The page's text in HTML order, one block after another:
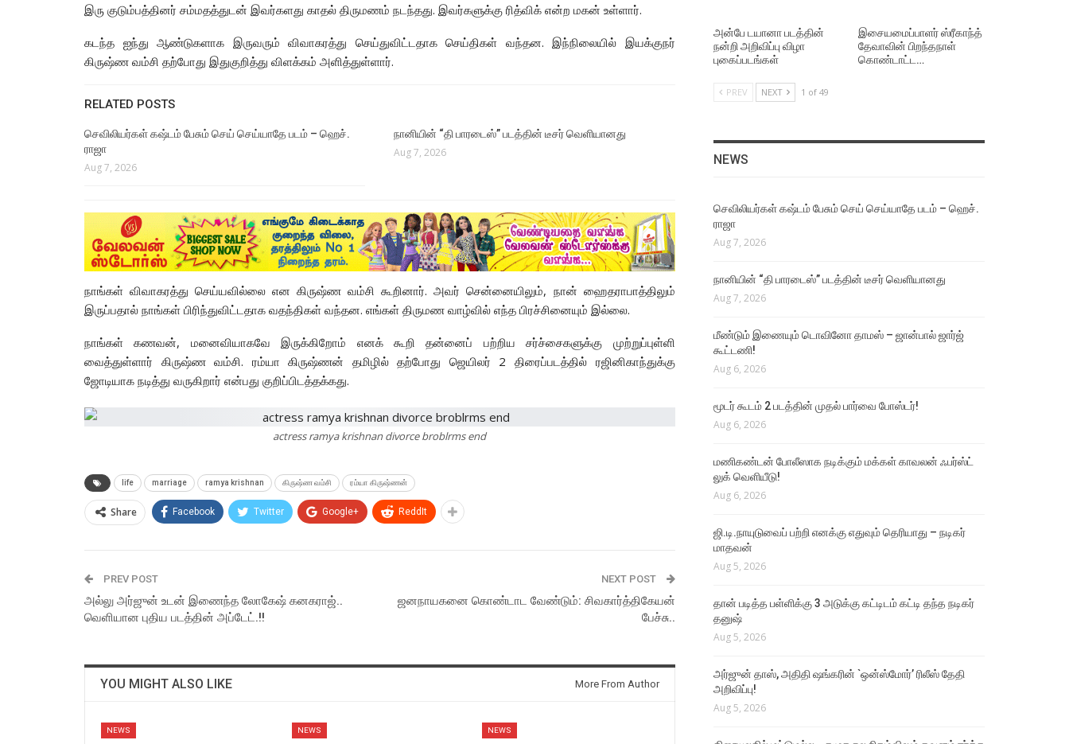
இரு குடும்பத்தினர் சம்மதத்துடன் இவர்களது காதல் திருமணம் நடந்தது. இவர்களுக்கு ரித்விக் என்ற மகன் உள்ளார்.
கடந்த ஐந்து ஆண்டுகளாக இருவரும் விவாகரத்து செய்துவிட்டதாக செய்திகள் வந்தன. இந்நிலையில் இயக்குநர்
கிருஷ்ண வம்சி தற்போது இதுகுறித்து விளக்கம் அளித்துள்ளார்.
RELATED POSTS
செவிலியர்கள் கஷ்டம் பேசும் செய் செய்யாதே படம் – ஹெச்.
ராஜா
Aug 7, 2026
நானியின் “தி பாரடைஸ்” படத்தின் டீசர் வெளியானது
Aug 7, 2026
நாங்கள் விவாகரத்து செய்யவில்லை என கிருஷ்ண வம்சி கூறினார். அவர் சென்னையிலும், நான் ஹைதராபாத்திலும்
இருப்பதால் நாங்கள் பிரிந்துவிட்டதாக வதந்திகள் வந்தன. எங்கள் திருமண வாழ்வில் எந்த பிரச்சினையும் இல்லை.
நாங்கள் கணவன், மனைவியாகவே இருக்கிறோம் எனக் கூறி தன்னைப் பற்றிய சர்ச்சைகளுக்கு முற்றுப்புள்ளி
வைத்துள்ளார் கிருஷ்ண வம்சி. ரம்யா கிருஷ்ணன் தமிழில் தற்போது ஜெயிலர் 2 திரைப்படத்தில் ரஜினிகாந்துக்கு
ஜோடியாக நடித்து வருகிறார் என்பது குறிப்பிடத்தக்கது.
actress ramya krishnan divorce broblrms end
life marriage ramya krishnan கிருஷ்ண வம்சி ரம்யா கிருஷ்ணன்
Share Facebook Twitter Google+ ReddIt
PREV POST
அல்லு அர்ஜுன் உடன் இணைந்த லோகேஷ் கனகராஜ்..
வெளியான புதிய படத்தின் அப்டேட்.!!
NEXT POST
ஜனநாயகனை கொண்டாட வேண்டும்: சிவகார்த்திகேயன்
பேச்சு..
YOU MIGHT ALSO LIKE More From Author
NEWS NEWS NEWS
அன்பே டயானா படத்தின்
நன்றி அறிவிப்பு விழா
புகைப்படங்கள்
இசையமைப்பாளர் ஸ்ரீகாந்த்
தேவாவின் பிறந்தநாள்
கொண்டாட்ட…
PREV NEXT 1 of 49
NEWS
செவிலியர்கள் கஷ்டம் பேசும் செய் செய்யாதே படம் – ஹெச்.
ராஜா
Aug 7, 2026
நானியின் “தி பாரடைஸ்” படத்தின் டீசர் வெளியானது
Aug 7, 2026
மீண்டும் இணையும் டொவினோ தாமஸ் – ஜான்பால் ஜார்ஜ்
கூட்டணி!
Aug 6, 2026
மூடர் கூடம் 2 படத்தின் முதல் பார்வை போஸ்டர்!
Aug 6, 2026
மணிகண்டன் போலீஸாக நடிக்கும் மக்கள் காவலன் ஃபர்ஸ்ட்
லுக் வெளியீடு!
Aug 6, 2026
ஜி.டி.நாயுடுவைப் பற்றி எனக்கு எதுவும் தெரியாது – நடிகர்
மாதவன்
Aug 5, 2026
தான் படித்த பள்ளிக்கு 3 அடுக்கு கட்டிடம் கட்டி தந்த நடிகர்
தனுஷ்
Aug 5, 2026
அர்ஜுன் தாஸ், அதிதி ஷங்கரின் `ஒன்ஸ்மோர்’ ரிலீஸ் தேதி
அறிவிப்பு!
Aug 5, 2026